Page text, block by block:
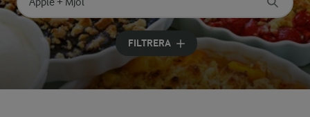
Sök på kategori eller ingrediens
Skriv in sökord för att få förslag
FILTRERA